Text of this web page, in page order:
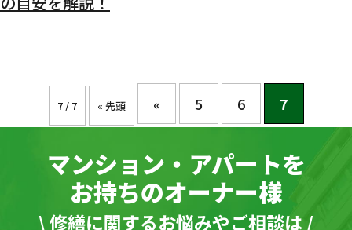
7 / 7 « 先頭 « 5 6 7
マンション・アパートを
お持ちのオーナー様
\ 修繕に関するお悩みやご相談は /